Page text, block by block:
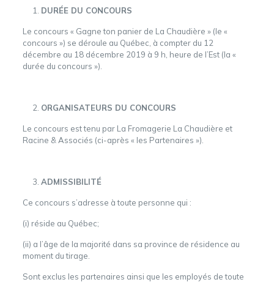
DURÉE DU CONCOURS
Le concours « Gagne ton panier de La Chaudière » (le «
concours ») se déroule au Québec, à compter du 12
décembre au 18 décembre 2019 à 9 h, heure de l’Est (la «
durée du concours »).
ORGANISATEURS DU CONCOURS
Le concours est tenu par La Fromagerie La Chaudière et
Racine & Associés (ci-après « les Partenaires »).
ADMISSIBILITÉ
Ce concours s’adresse à toute personne qui :
(i) réside au Québec;
(ii) a l’âge de la majorité dans sa province de résidence au
moment du tirage.
Sont exclus les partenaires ainsi que les employés de toute